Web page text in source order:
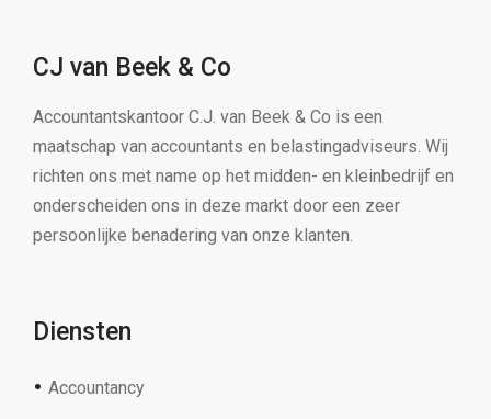
CJ van Beek & Co
Accountantskantoor C.J. van Beek & Co is een
maatschap van accountants en belastingadviseurs. Wij
richten ons met name op het midden- en kleinbedrijf en
onderscheiden ons in deze markt door een zeer
persoonlijke benadering van onze klanten.
Diensten
Accountancy